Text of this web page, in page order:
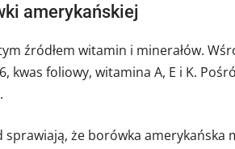
amerykańskiej
źródłem witamin i minerałów.
kwas foliowy, witamina A, E i K.
sprawiają, że borówka